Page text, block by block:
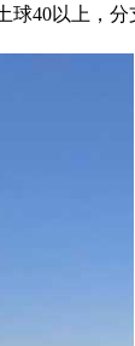
球40以上，分